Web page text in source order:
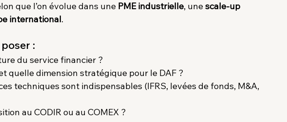
que l’on évolue dans une PME industrielle, une scale-up
international.
:
du service financier ?
quelle dimension stratégique pour le DAF ?
techniques sont indispensables (IFRS, levées de fonds, M&A,
au CODIR ou au COMEX ?